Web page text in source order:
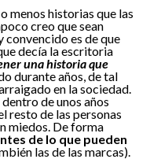
menos historias que las
creo que sean
convencido es de que
decía la escritoria
una historia que
durante años, de tal
en la sociedad.
de unos años
resto de las personas
miedos. De forma
de lo que pueden
las de las marcas).
de